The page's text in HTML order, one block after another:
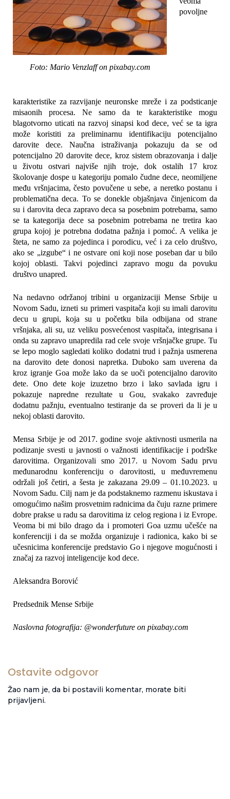
Foto: Mario Venzlaff on pixabay.com
povoljne
karakteristike za razvijanje neuronske mreže i za podsticanje
misaonih procesa. Ne samo da te karakteristike mogu
blagotvorno uticati na razvoj sinapsi kod dece, već se ta igra
može koristiti za preliminarnu identifikaciju potencijalno
darovite dece. Naučna istraživanja pokazuju da se od
potencijalno 20 darovite dece, kroz sistem obrazovanja i dalje
u životu ostvari najviše njih troje, dok ostalih 17 kroz
školovanje dospe u kategoriju pomalo čudne dece, neomiljene
među vršnjacima, često povučene u sebe, a neretko postanu i
problematična deca. To se donekle objašnjava činjenicom da
su i darovita deca zapravo deca sa posebnim potrebama, samo
se ta kategorija dece sa posebnim potrebama ne tretira kao
grupa kojoj je potrebna dodatna pažnja i pomoć. A velika je
šteta, ne samo za pojedinca i porodicu, već i za celo društvo,
ako se „izgube“ i ne ostvare oni koji nose poseban dar u bilo
kojoj oblasti. Takvi pojedinci zapravo mogu da povuku
društvo unapred.
Na nedavno održanoj tribini u organizaciji Mense Srbije u
Novom Sadu, izneti su primeri vaspitača koji su imali darovitu
decu u grupi, koja su u početku bila odbijana od strane
vršnjaka, ali su, uz veliku posvećenost vaspitača, integrisana i
onda su zapravo unapredila rad cele svoje vršnjačke grupe. Tu
se lepo moglo sagledati koliko dodatni trud i pažnja usmerena
na darovito dete donosi napretka. Duboko sam uverena da
kroz igranje Goa može lako da se uoči potencijalno darovito
dete. Ono dete koje izuzetno brzo i lako savlada igru i
pokazuje napredne rezultate u Gou, svakako zavređuje
dodatnu pažnju, eventualno testiranje da se proveri da li je u
nekoj oblasti darovito.
Mensa Srbije je od 2017. godine svoje aktivnosti usmerila na
podizanje svesti u javnosti o važnosti identifikacije i podrške
darovitima. Organizovali smo 2017. u Novom Sadu prvu
međunarodnu konferenciju o darovitosti, u međuvremenu
održali još četiri, a šesta je zakazana 29.09 – 01.10.2023. u
Novom Sadu. Cilj nam je da podstaknemo razmenu iskustava i
omogućimo našim prosvetnim radnicima da čuju razne primere
dobre prakse u radu sa darovitima iz celog regiona i iz Evrope.
Veoma bi mi bilo drago da i promoteri Goa uzmu učešće na
konferenciji i da se možda organizuje i radionica, kako bi se
učesnicima konferencije predstavio Go i njegove mogućnosti i
značaj za razvoj inteligencije kod dece.
Aleksandra Borović
Predsednik Mense Srbije
Naslovna fotografija: @wonderfuture on pixabay.com
Ostavite odgovor
Žao nam je, da bi postavili komentar, morate biti
prijavljeni.